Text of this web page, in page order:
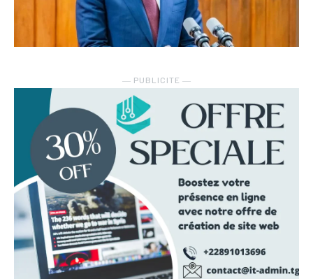
― PUBLICITE ―